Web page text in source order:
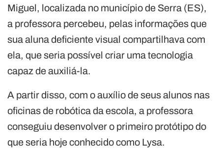
Miguel, localizada no município de Serra (ES),
a professora percebeu, pelas informações que
sua aluna deficiente visual compartilhava com
ela, que seria possível criar uma tecnologia
capaz de auxiliá-la.
A partir disso, com o auxílio de seus alunos nas
oficinas de robótica da escola, a professora
conseguiu desenvolver o primeiro protótipo do
que seria hoje conhecido como Lysa.